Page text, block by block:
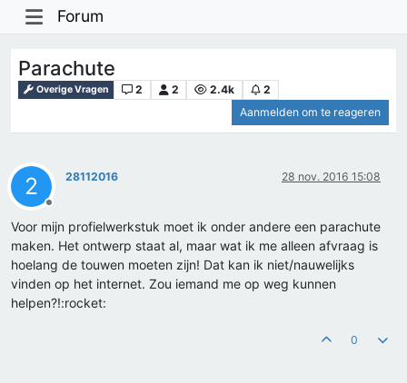
Forum
Parachute
Overige Vragen 2 2 2.4k
2
Aanmelden om te reageren
2
Offline
28112016 28 nov. 2016 15:08
Voor mijn profielwerkstuk moet ik onder andere een parachute
maken. Het ontwerp staat al, maar wat ik me alleen afvraag is
hoelang de touwen moeten zijn! Dat kan ik niet/nauwelijks
vinden op het internet. Zou iemand me op weg kunnen
helpen?!:rocket:
0